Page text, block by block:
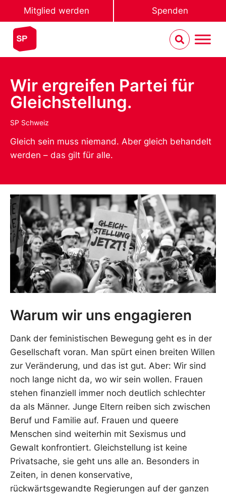
Mitglied werden Spenden
Wir ergreifen Partei für
Gleichstellung.
SP Schweiz
Gleich sein muss niemand. Aber gleich behandelt
werden – das gilt für alle.
Warum wir uns engagieren
Dank der feministischen Bewegung geht es in der
Gesellschaft voran. Man spürt einen breiten Willen
zur Veränderung, und das ist gut. Aber: Wir sind
noch lange nicht da, wo wir sein wollen. Frauen
stehen finanziell immer noch deutlich schlechter
da als Männer. Junge Eltern reiben sich zwischen
Beruf und Familie auf. Frauen und queere
Menschen sind weiterhin mit Sexismus und
Gewalt konfrontiert. Gleichstellung ist keine
Privatsache, sie geht uns alle an. Besonders in
Zeiten, in denen konservative,
rückwärtsgewandte Regierungen auf der ganzen